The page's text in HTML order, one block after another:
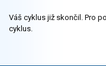
Váš cyklus již skončil. Pro
cyklus.